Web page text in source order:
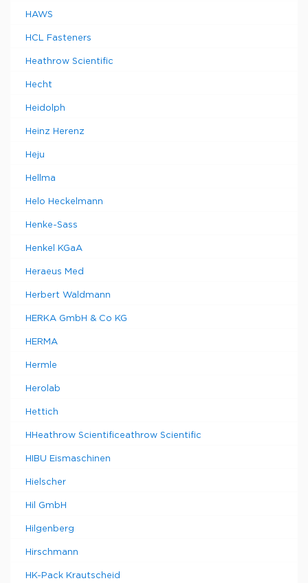
HAWS
HCL Fasteners
Heathrow Scientific
Hecht
Heidolph
Heinz Herenz
Heju
Hellma
Helo Heckelmann
Henke-Sass
Henkel KGaA
Heraeus Med
Herbert Waldmann
HERKA GmbH & Co KG
HERMA
Hermle
Herolab
Hettich
HHeathrow Scientificeathrow Scientific
HIBU Eismaschinen
Hielscher
Hil GmbH
Hilgenberg
Hirschmann
HK-Pack Krautscheid